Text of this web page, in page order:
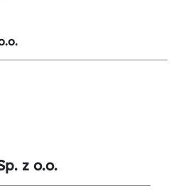
z o.o.